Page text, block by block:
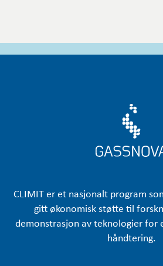
CLIMIT er et nasjonalt program
gitt økonomisk støtte til
demonstrasjon av teknologier for
håndtering.